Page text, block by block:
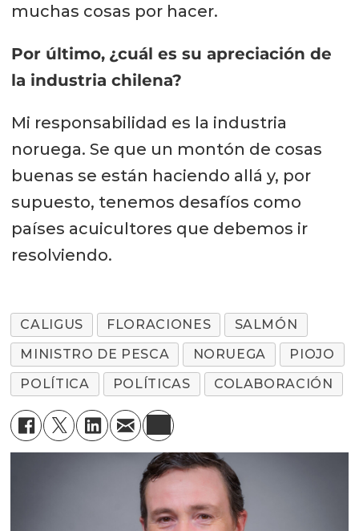
muchas cosas por hacer.
Por último, ¿cuál es su apreciación de
la industria chilena?
Mi responsabilidad es la industria
noruega. Se que un montón de cosas
buenas se están haciendo allá y, por
supuesto, tenemos desafíos como
países acuicultores que debemos ir
resolviendo.
CALIGUS FLORACIONES
SALMÓN
MINISTRO DE PESCA
NORUEGA
PIOJO
POLÍTICA
POLÍTICAS COLABORACIÓN